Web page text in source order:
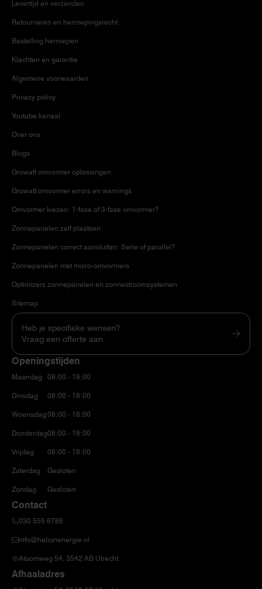
Levertijd en verzenden
Retourneren en herroepingsrecht
Bestelling herroepen
Klachten en garantie
Algemene voorwaarden
Privacy policy
Youtube kanaal
Over ons
Blogs
Growatt omvormer oplossingen
Growatt omvormer errors en warnings
Omvormer kiezen: 1-fase of 3-fase omvormer?
Zonnepanelen zelf plaatsen
Zonnepanelen correct aansluiten: Serie of parallel?
Zonnepanelen met micro-omvormers
Optimizers zonnepanelen en zonnestroomsystemen
Sitemap
Heb je specifieke wensen?
Vraag een offerte aan
Openingstijden
Maandag
Dinsdag
Woensdag
Donderdag
Vrijdag
Zaterdag
Zondag
08:00 - 18:00
08:00 - 18:00
08:00 - 18:00
08:00 - 18:00
08:00 - 18:00
Gesloten
Gesloten
Contact
030 555 6788
info@helionenergie.nl
Atoomweg 54, 3542 AB Utrecht
Afhaaladres